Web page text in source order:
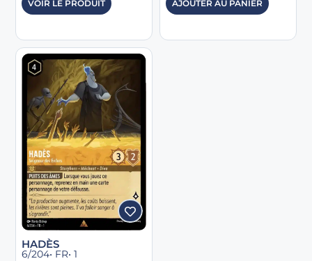
VOIR LE PRODUIT AJOUTER AU PANIER
HADÈS
6/204• FR• 1